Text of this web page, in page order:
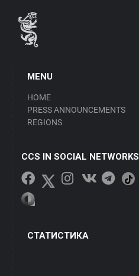
MENU
HOME
PRESS ANNOUNCEMENTS
REGIONS
CCS IN SOCIAL NETWORKS
СТАТИСТИКА